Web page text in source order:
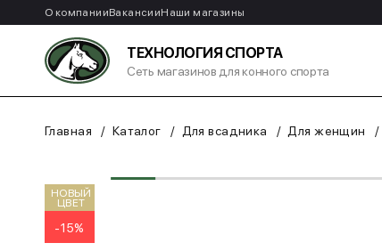
О компанииВакансииНаши магазины
ТЕХНОЛОГИЯ СПОРТА
Сеть магазинов для конного спорта
Главная Каталог Для всадника Для женщин
НОВЫЙ
ЦВЕТ
-15%